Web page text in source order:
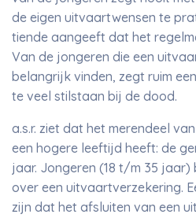
de eigen uitvaartwensen te
tiende aangeeft dat het
Van de jongeren die een
belangrijk vinden, zegt ruim
te veel stilstaan bij de dood.
a.s.r. ziet dat het merendeel
een hogere leeftijd heeft: de
jaar. Jongeren (18 t/m 35 jaar)
over een uitvaartverzekering.
zijn dat het afsluiten van een